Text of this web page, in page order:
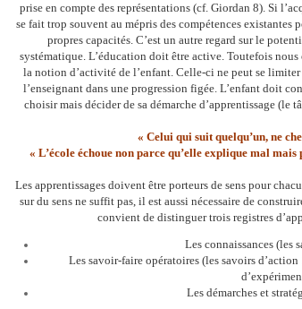
prise en compte des représentations (cf. Giordan 8). Si
se fait trop souvent au mépris des compétences existantes
propres capacités. C’est un autre regard sur le
systématique. L’éducation doit être active. Toutefois
la notion d’activité de l’enfant. Celle-ci ne peut se
l’enseignant dans une progression figée. L’enfant doit
choisir mais décider de sa démarche d’apprentissage
« Celui qui suit quelqu’un, ne
« L’école échoue non parce qu’elle explique mal mais
Les apprentissages doivent être porteurs de sens pour
sur du sens ne suffit pas, il est aussi nécessaire de
convient de distinguer trois registres
Les connaissances (les
Les savoir-faire opératoires (les savoirs
Les démarches et